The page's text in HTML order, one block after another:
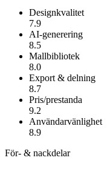
Designkvalitet
7.9
AI-generering
8.5
Mallbibliotek
8.0
Export & delning
8.7
Pris/prestanda
9.2
Användarvänlighet
8.9
För- & nackdelar